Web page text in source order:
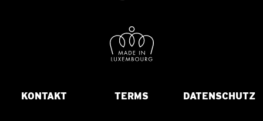
KONTAKT TERMS DATENSCHUTZ